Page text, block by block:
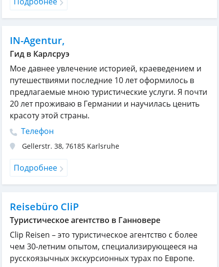
IN-Agentur,
Гид в Карлсруэ
Мое давнее увлечение историей, краеведением и
путешествиями последние 10 лет оформилось в
предлагаемые мною туристические услуги. Я почти
20 лет проживаю в Германии и научилась ценить
красоту этой страны.
Телефон
Gellerstr. 38, 76185 Karlsruhe
Подробнее
Reisebüro CliP
Туристическое агентство в Ганновере
Clip Reisen – это туристическое агентство с более
чем 30-летним опытом, специализирующееся на
русскоязычных экскурсионных турах по Европе.